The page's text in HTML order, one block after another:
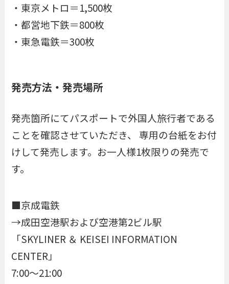
・東京メトロ＝1,500枚
・都営地下鉄＝800枚
・東急電鉄＝300枚
発売方法・発売場所
発売箇所にてパスポートで外国人旅行者である
ことを確認させていただき、 専用の台紙をお付
けして発売します。お一人様1枚限りの発売で
す。
■京成電鉄
→成田空港駅および空港第2ビル駅
「SKYLINER ＆ KEISEI INFORMATION
CENTER」
7:00～21:00